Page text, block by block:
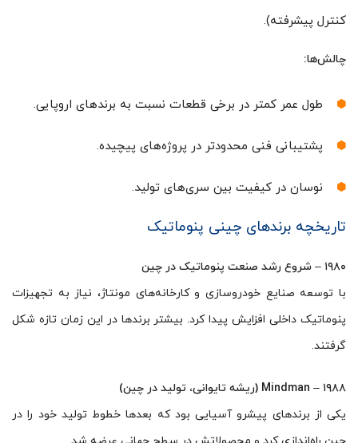
کنترل پیشرفته).
چالش‌ها:
طول عمر کمتر در برخی قطعات نسبت به برندهای اروپایی.
پشتیبانی فنی محدودتر در پروژه‌های پیچیده.
نوسان در کیفیت بین سری‌های تولید.
تاریخچه برندهای چینی پنوماتیک
۱۹۸۰ – شروع رشد صنعت پنوماتیک در چین
با توسعه صنایع خودروسازی و کارخانه‌های مونتاژ، نیاز به تجهیزات
پنوماتیک داخلی افزایش پیدا کرد. بیشتر برندها در این زمان تازه شکل
گرفتند.
۱۹۸۸ – Mindman (ریشه تایوانی، تولید در چین)
یکی از برندهای پیشرو آسیایی بود که بعدها خطوط تولید خود را در